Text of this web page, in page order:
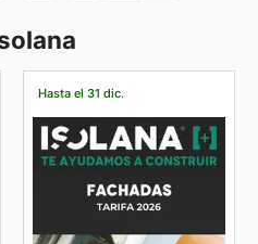
Hasta el 31 dic.